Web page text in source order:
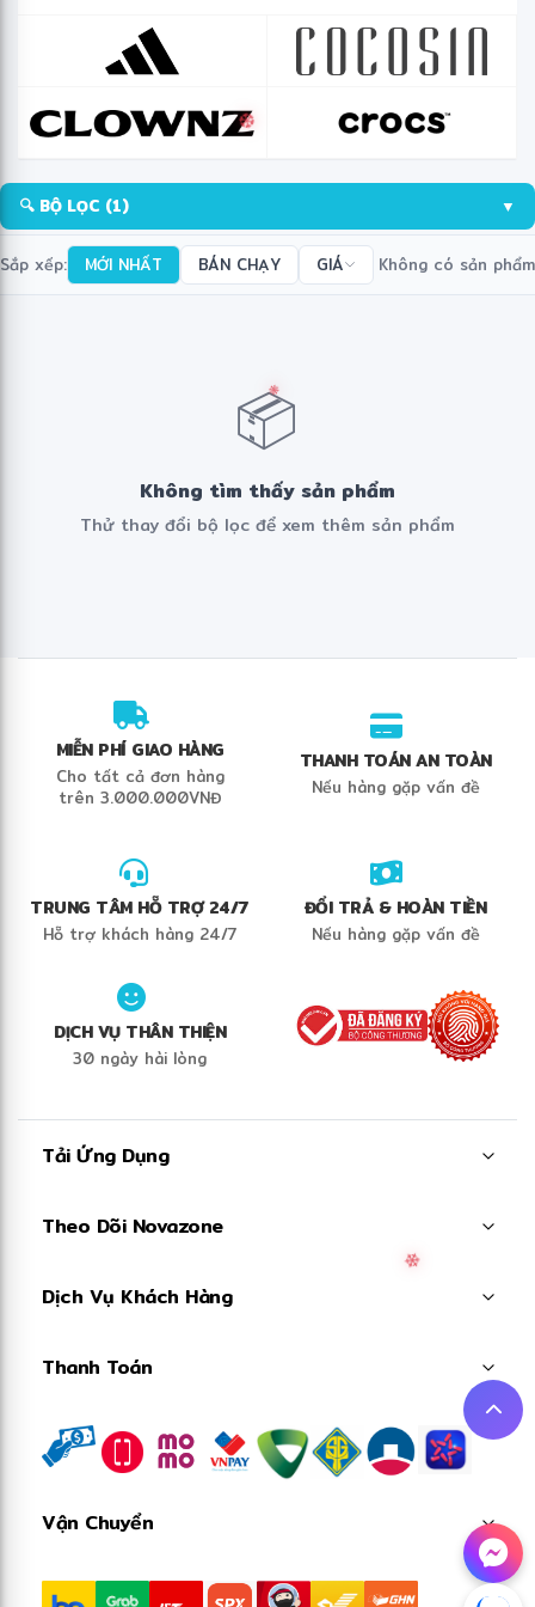
🔍 BỘ LỌC (1) ▼
Sắp xếp: MỚI NHẤT BÁN CHẠY GIÁ Không có sản phẩm
📦
Không tìm thấy sản phẩm
Thử thay đổi bộ lọc để xem thêm sản phẩm
MIỄN PHÍ GIAO HÀNG
Cho tất cả đơn hàng
trên 3.000.000VNĐ
THANH TOÁN AN TOÀN
Nếu hàng gặp vấn đề
TRUNG TÂM HỖ TRỢ 24/7
Hỗ trợ khách hàng 24/7
ĐỔI TRẢ & HOÀN TIỀN
Nếu hàng gặp vấn đề
DỊCH VỤ THÂN THIỆN
30 ngày hài lòng
Tải Ứng Dụng
Theo Dõi Novazone
Dịch Vụ Khách Hàng
Thanh Toán
Vận Chuyển
❋
❋
❆
✻